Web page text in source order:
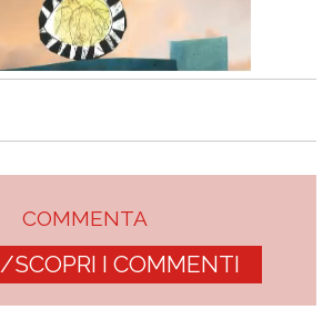
COMMENTA
SCOPRI I COMMENTI